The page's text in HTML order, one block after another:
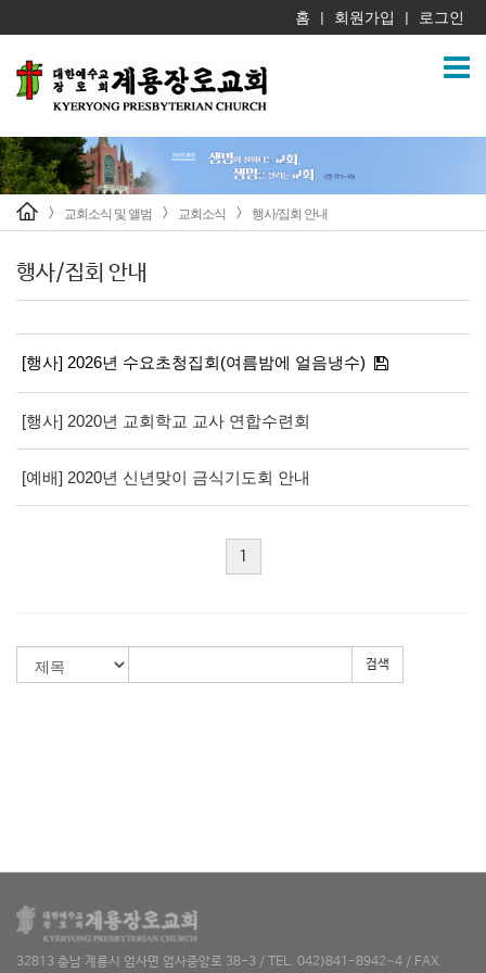
홈 회원가입 로그인
> 교회소식 및 앨범 > 교회소식 > 행사/집회 안내
행사/집회 안내
[행사] 2026년 수요초청집회(여름밤에 얼음냉수)
[행사] 2020년 교회학교 교사 연합수련회
[예배] 2020년 신년맞이 금식기도회 안내
1
검색
32813 충남 계룡시 엄사면 엄사중앙로 38-3 / TEL. 042)841-8942~4 / FAX.